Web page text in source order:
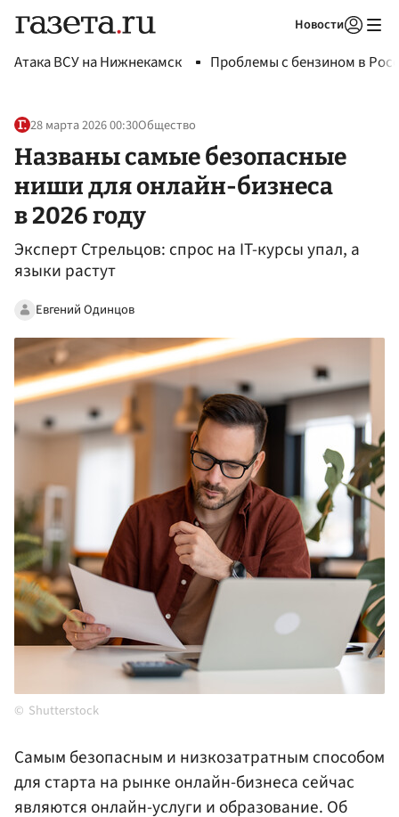
Новости
Атака ВСУ на Нижнекамск Проблемы с бензином в
28 марта 2026 00:30Общество
Названы самые безопасные
ниши для онлайн-бизнеса
в 2026 году
Эксперт Стрельцов: спрос на IT-курсы упал, а
языки растут
Евгений Одинцов
Shutterstock
Самым безопасным и низкозатратным способом
для старта на рынке онлайн-бизнеса сейчас
являются онлайн-услуги и образование. Об